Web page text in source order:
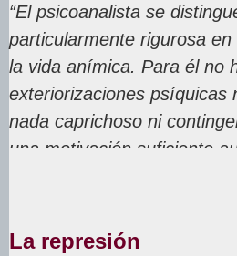
“El psicoanalista se
particularmente rigurosa
la vida anímica. Para él no
exteriorizaciones psíquicas
nada caprichoso ni
una motivación suficiente
La represión